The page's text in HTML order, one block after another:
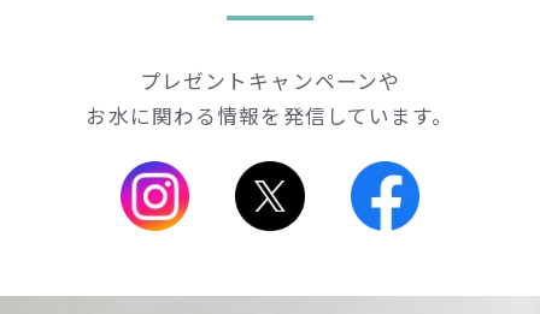
プレゼントキャンペーンや
お水に関わる情報を発信しています。